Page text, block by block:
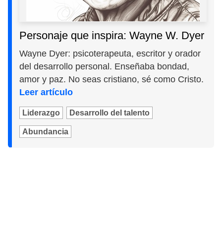
Personaje que inspira: Wayne W. Dyer
Wayne Dyer: psicoterapeuta, escritor y orador
del desarrollo personal. Enseñaba bondad,
amor y paz. No seas cristiano, sé como Cristo.
Leer artículo
Liderazgo Desarrollo del talento
Abundancia